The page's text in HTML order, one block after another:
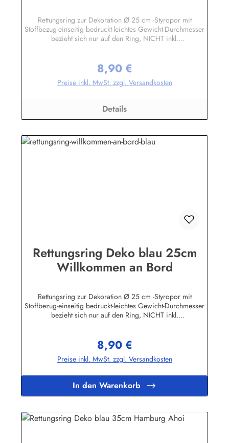
Rettungsring zur Dekoration Ø 25 cm -Styropor mit
Stoffbezug-einseitig bedruckt-leichtes Gewicht-Durchmesser
bezieht sich nur auf den Ring, NICHT inkl.
Regulärer Preis:
8,90 €
Preise inkl. MwSt. zzgl. Versandkosten
Details
Rettungsring Deko blau 25cm
Willkommen an Bord
Rettungsring zur Dekoration Ø 25 cm -Styropor mit
Stoffbezug-einseitig bedruckt-leichtes Gewicht-Durchmesser
bezieht sich nur auf den Ring, NICHT inkl.
Regulärer Preis:
8,90 €
Preise inkl. MwSt. zzgl. Versandkosten
In den Warenkorb